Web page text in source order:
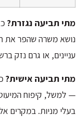
מתי תביעה נגזרת?
נושא משרה שהפר את
עניינים, או גרם נזק
מתי תביעה אישית?
— למשל, קיפוח
בעלי מניות. במקרים